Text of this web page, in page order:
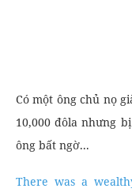
Có một ông chủ nọ
10,000 đôla nhưng
ông bất ngờ...
There was a